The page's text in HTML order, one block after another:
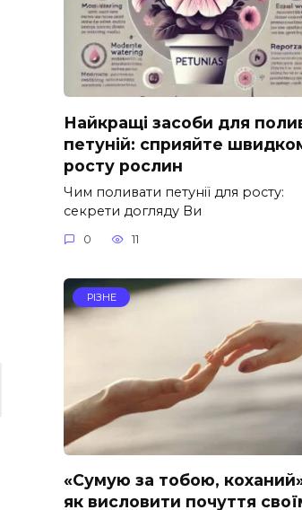
Найкращі засоби для
петуній: сприяйте
росту рослин
Чим поливати петунії для росту:
секрети догляду Ви
0 11
РІЗНЕ
«Сумую за тобою,
як висловити почуття